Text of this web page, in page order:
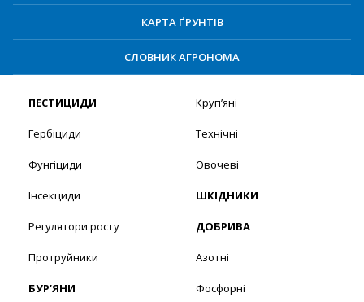
КАРТА ҐРУНТІВ
СЛОВНИК АГРОНОМА
ПЕСТИЦИДИ
Гербіциди
Фунгіциди
Інсекциди
Регулятори росту
Протруйники
БУР’ЯНИ
Круп’яні
Технічні
Овочеві
ШКІДНИКИ
ДОБРИВА
Азотні
Фосфорні